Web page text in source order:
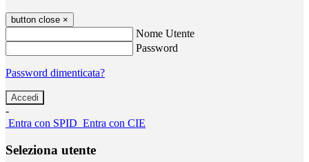
button close ×
Nome Utente
Password
Password dimenticata?
-
Entra con SPID Entra con CIE
Seleziona utente